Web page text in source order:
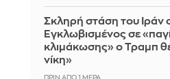
Σκληρή στάση του Ιράν
Εγκλωβισμένος σε
κλιμάκωσης» ο Τραμπ
νίκη»